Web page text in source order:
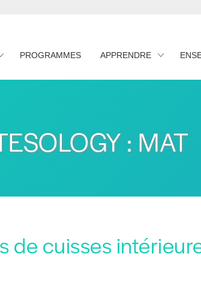
PROGRAMMES APPRENDRE
: MAT
de cuisses